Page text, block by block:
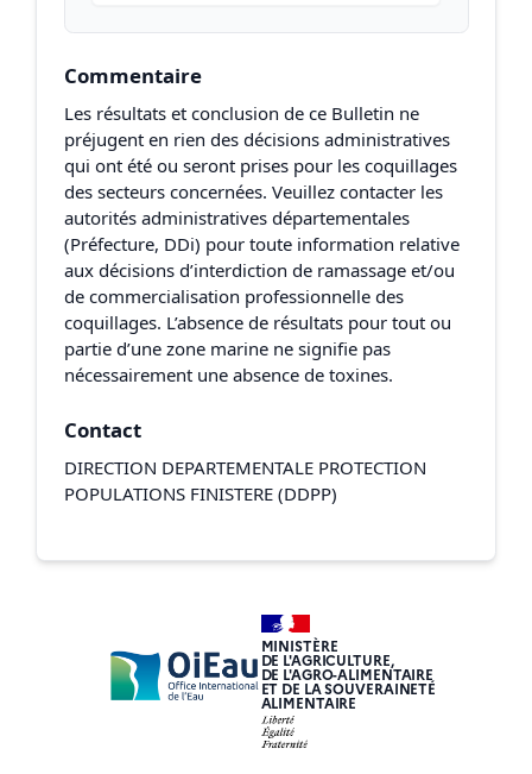
Commentaire
Les résultats et conclusion de ce Bulletin ne
préjugent en rien des décisions administratives
qui ont été ou seront prises pour les coquillages
des secteurs concernées. Veuillez contacter les
autorités administratives départementales
(Préfecture, DDi) pour toute information relative
aux décisions d’interdiction de ramassage et/ou
de commercialisation professionnelle des
coquillages. L’absence de résultats pour tout ou
partie d’une zone marine ne signifie pas
nécessairement une absence de toxines.
Contact
DIRECTION DEPARTEMENTALE PROTECTION
POPULATIONS FINISTERE (DDPP)
MINISTÈRE
DE L'AGRICULTURE,
DE L'AGRO-ALIMENTAIRE
ET DE LA SOUVERAINETÉ
ALIMENTAIRE